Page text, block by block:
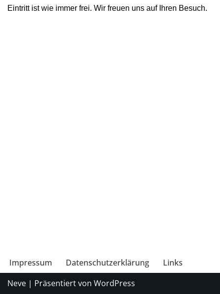
Eintritt ist wie immer frei. Wir freuen uns auf Ihren Besuch.
Impressum Datenschutzerklärung
Links
Neve | Präsentiert von WordPress